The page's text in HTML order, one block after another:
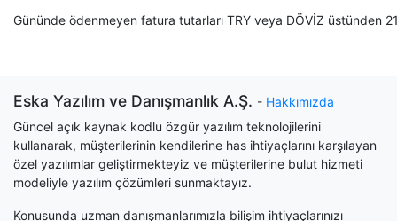
Gününde ödenmeyen fatura tutarları TRY veya DÖVİZ üstünden
Eska Yazılım ve Danışmanlık A.Ş. - Hakkımızda
Güncel açık kaynak kodlu özgür yazılım teknolojilerini
kullanarak, müşterilerinin kendilerine has ihtiyaçlarını karşılayan
özel yazılımlar geliştirmekteyiz ve müşterilerine bulut hizmeti
modeliyle yazılım çözümleri sunmaktayız.
Konusunda uzman danışmanlarımızla bilişim ihtiyaçlarınızı